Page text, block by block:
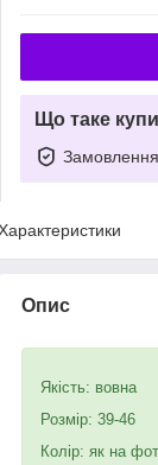
Що таке
Опис
Якість: вовна
Розмір: 39-46
Колір: як на